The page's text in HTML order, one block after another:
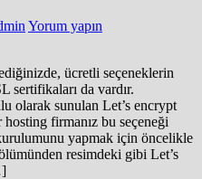
Yorum yapın
ücretli seçeneklerin
sertifikaları da vardır.
olarak sunulan Let’s encrypt
firmanız bu seçeneği
yapmak için öncelikle
resimdeki gibi Let’s